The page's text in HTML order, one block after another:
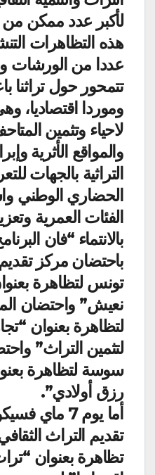
لأكبر عدد ممكن من
هذه التظاهرات
عددا من الورشات
تتمحور حول تراثنا
وموردا اقتصاديا،
لاحياء وتثمين
والمواقع الأثرية
التراثية بالجهات
الحضاري الوطني
الفئات العمرية
باحتضان مركز
تونس لتظاهرة
نعيش” واحتضان
لتظاهرة بعنوان
لتثمين التراث”
سوسة لتظاهرة
رزق أولادي”.
أما يوم 7
تقديم التراث
تظاهرة بعنوان